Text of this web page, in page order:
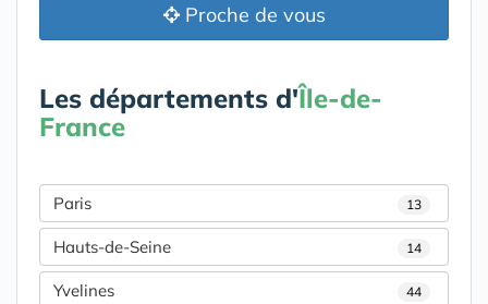
Proche de vous
Les départements d'Île-de-
France
Paris 13
Hauts-de-Seine 14
Yvelines 44